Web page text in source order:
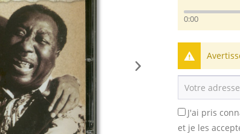
0:00
J'ai pris
et je les